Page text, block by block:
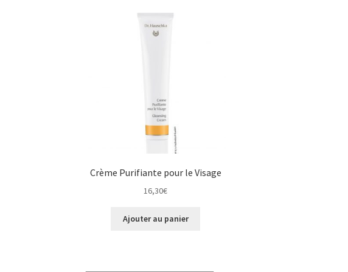
Crème Purifiante pour le Visage
16,30€
Ajouter au panier